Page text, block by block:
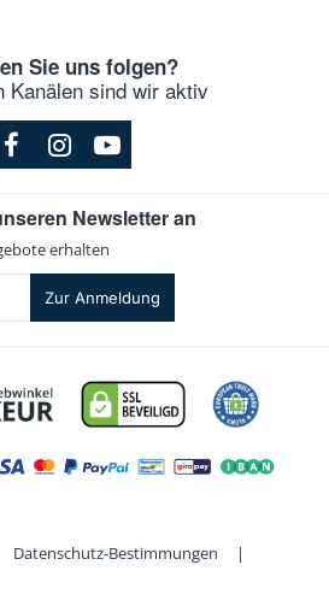
Sie uns folgen?
Kanälen sind wir aktiv
Newsletter an
erhalten
Zur Anmeldung
Datenschutz-Bestimmungen
|